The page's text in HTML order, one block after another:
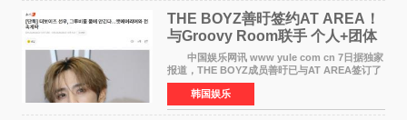
THE BOYZ善旴签约AT AREA！
与Groovy Room联手 个人+团体
活动并行
中国娱乐网讯 www yule com cn 7日据独家
报道，THE BOYZ成员善旴已与AT AREA签订了
专属合约。AT AREA是由知名制作人组合
Groovy Room创立的hip-hop厂牌，旗下拥有多
位实力派音乐人，在韩
韩国娱乐